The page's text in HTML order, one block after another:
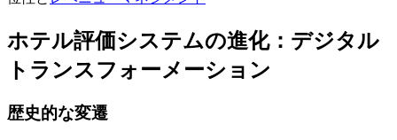
ホテル評価システムの進化：デジタル
トランスフォーメーション
歴史的な変遷